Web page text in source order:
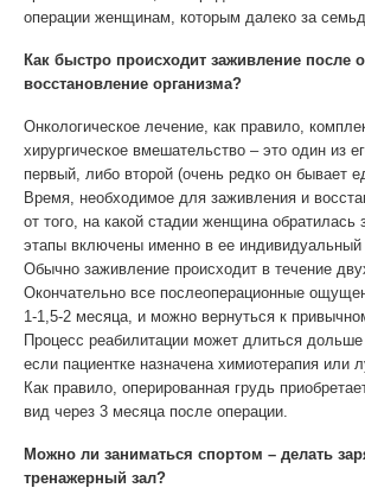
операции женщинам, которым далеко за
Как быстро происходит заживление после
восстановление организма?
Онкологическое лечение, как правило,
хирургическое вмешательство – это один из
первый, либо второй (очень редко он бывает
Время, необходимое для заживления и
от того, на какой стадии женщина
этапы включены именно в ее индивидуальный
Обычно заживление происходит в течение
Окончательно все послеоперационные
1-1,5-2 месяца, и можно вернуться к
Процесс реабилитации может длиться
если пациентке назначена химиотерапия или
Как правило, оперированная грудь
вид через 3 месяца после операции.
Можно ли заниматься спортом – делать
тренажерный зал?